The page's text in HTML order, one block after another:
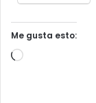
Me gusta esto:
Cargando...